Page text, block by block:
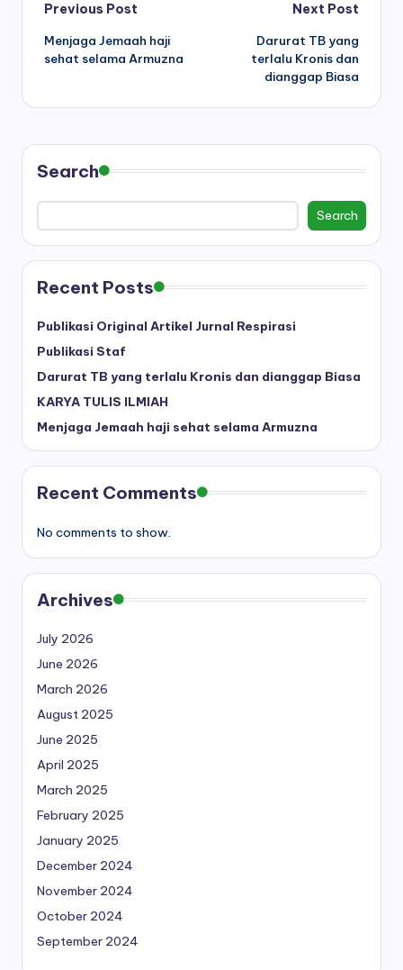
Post
navigation
Previous Post
Menjaga Jemaah haji
sehat selama Armuzna
Next Post
Darurat TB yang
terlalu Kronis dan
dianggap Biasa
Search
Search
Recent Posts
Publikasi Original Artikel Jurnal Respirasi
Publikasi Staf
Darurat TB yang terlalu Kronis dan dianggap Biasa
KARYA TULIS ILMIAH
Menjaga Jemaah haji sehat selama Armuzna
Recent Comments
No comments to show.
Archives
July 2026
June 2026
March 2026
August 2025
June 2025
April 2025
March 2025
February 2025
January 2025
December 2024
November 2024
October 2024
September 2024